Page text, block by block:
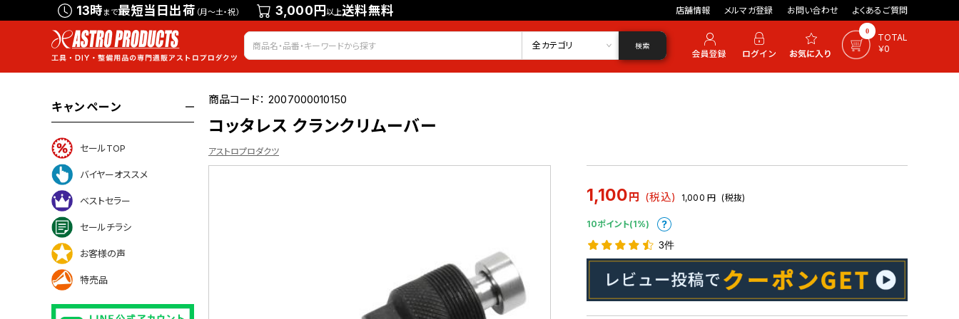
13時まで最短当日出荷 （月～土・祝） 3,000円以上送料無料 店舗情報 メルマガ登録 お問い合わせ よくあるご質問
会員登録 ログイン お気に入り 0
TOTAL
￥0
全カテゴリ 検索
キャンペーン
セールTOP
バイヤーオススメ
ベストセラー
セールチラシ
お客様の声
特売品
商品コード：2007000010150
コッタレス クランクリムーバー
アストロプロダクツ
1,100円 (税込) 1,000 円 (税抜)
10ポイント(1%)
3件